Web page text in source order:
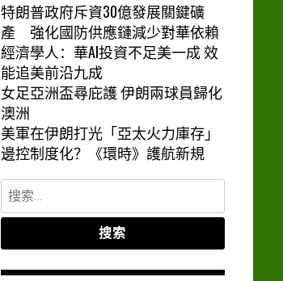
特朗普政府斥資30億發展關鍵礦
產 強化國防供應鏈減少對華依賴
經濟學人：華AI投資不足美一成 效
能追美前沿九成
女足亞洲盃尋庇護 伊朗兩球員歸化
澳洲
美軍在伊朗打光「亞太火力庫存」
邊控制度化？《環時》護航新規
搜
索：